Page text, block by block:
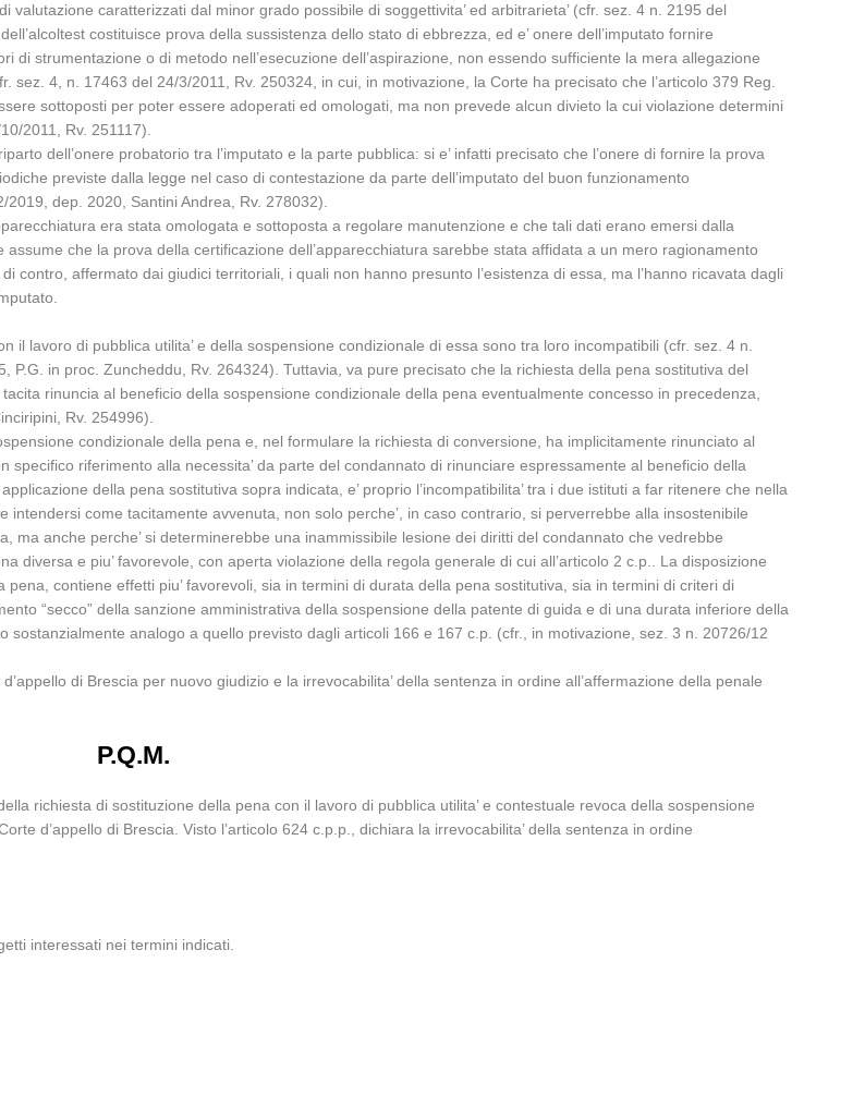
caratterizzati dal minor grado possibile di soggettivita’ ed arbitrarieta’ (cfr. sez. 4 n. 2195 del
costituisce prova della sussistenza dello stato di ebbrezza, ed e’ onere dell’imputato fornire
strumentazione o di metodo nell’esecuzione dell’aspirazione, non essendo sufficiente la mera allegazione
4, n. 17463 del 24/3/2011, Rv. 250324, in cui, in motivazione, la Corte ha precisato che l’articolo 379 Reg.
sottoposti per poter essere adoperati ed omologati, ma non prevede alcun divieto la cui violazione determini
2011, Rv. 251117).
dell’onere probatorio tra l’imputato e la parte pubblica: si e’ infatti precisato che l’onere di fornire la prova
previste dalla legge nel caso di contestazione da parte dell’imputato del buon funzionamento
dep. 2020, Santini Andrea, Rv. 278032).
era stata omologata e sottoposta a regolare manutenzione e che tali dati erano emersi dalla
che la prova della certificazione dell’apparecchiatura sarebbe stata affidata a un mero ragionamento
affermato dai giudici territoriali, i quali non hanno presunto l’esistenza di essa, ma l’hanno ricavata dagli
lavoro di pubblica utilita’ e della sospensione condizionale di essa sono tra loro incompatibili (cfr. sez. 4 n.
in proc. Zuncheddu, Rv. 264324). Tuttavia, va pure precisato che la richiesta della pena sostitutiva del
rinuncia al beneficio della sospensione condizionale della pena eventualmente concesso in precedenza,
Rv. 254996).
condizionale della pena e, nel formulare la richiesta di conversione, ha implicitamente rinunciato al
riferimento alla necessita’ da parte del condannato di rinunciare espressamente al beneficio della
della pena sostitutiva sopra indicata, e’ proprio l’incompatibilita’ tra i due istituti a far ritenere che nella
come tacitamente avvenuta, non solo perche’, in caso contrario, si perverrebbe alla insostenibile
anche perche’ si determinerebbe una inammissibile lesione dei diritti del condannato che vedrebbe
diversa e piu’ favorevole, con aperta violazione della regola generale di cui all’articolo 2 c.p.. La disposizione
contiene effetti piu’ favorevoli, sia in termini di durata della pena sostitutiva, sia in termini di criteri di
“secco” della sanzione amministrativa della sospensione della patente di guida e di una durata inferiore della
sostanzialmente analogo a quello previsto dagli articoli 166 e 167 c.p. (cfr., in motivazione, sez. 3 n. 20726/12
di Brescia per nuovo giudizio e la irrevocabilita’ della sentenza in ordine all’affermazione della penale
P.Q.M.
richiesta di sostituzione della pena con il lavoro di pubblica utilita’ e contestuale revoca della sospensione
d’appello di Brescia. Visto l’articolo 624 c.p.p., dichiara la irrevocabilita’ della sentenza in ordine
interessati nei termini indicati.